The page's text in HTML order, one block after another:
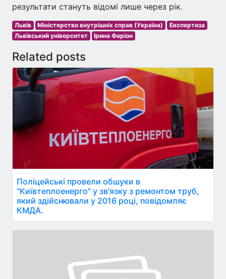
результати стануть відомі лише через рік.
Львів Міністерство внутрішніх справ (Україна)
Експертиза
Львівський університет
Ірина Фаріон
Related posts
Поліцейські провели обшуки в
"Київтеплоенерго" у зв'язку з ремонтом труб,
який здійснювали у 2016 році, повідомляє
КМДА.